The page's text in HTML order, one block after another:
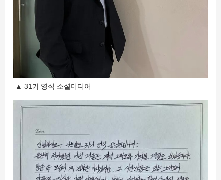
▲ 31기 영식 소셜미디어